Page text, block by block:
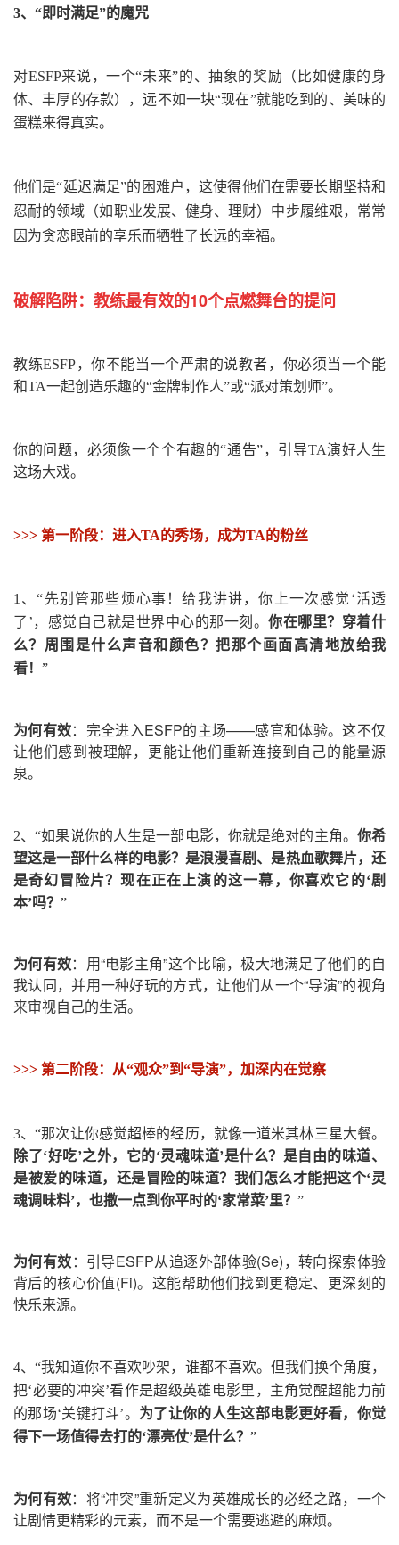
3、“即时满足”的魔咒
对ESFP来说，一个“未来”的、抽象的奖励 （比如健康的身
体、丰厚的存款）
，远不如一块“现在”就能吃到的、美味的
蛋糕来得真实。
他们是“延迟满足”的困难户，这使得他们在需要长期坚持和
忍耐的领域 （如职业发展、健身、理财） 中步履维艰，常常
因为贪恋眼前的享乐而牺牲了长远的幸福。
破解陷阱： 教练最有效的10个点燃舞台的提问
教练ESFP，你不能当一个严肃的说教者，你必须当一个能
和TA一起创造乐趣的“金牌制作人”或“派对策划师”。
你的问题，必须像一个个有趣的“通告”，引导TA演好人生
这场大戏。
>>> 第一阶段：进入TA的秀场，成为TA的粉丝
1、“先别管那些烦心事！给我讲讲，你上一次感觉‘活透
了’，感觉自己就是世界中心的那一刻。你在哪里？穿着什
么？周围是什么声音和颜色？把那个画面高清地放给我
看！ ”
为何有效：完全进入ESFP的主场——感官和体验。这不仅
让他们感到被理解，更能让他们重新连接到自己的能量源
泉。
2、“如果说你的人生是一部电影，你就是绝对的主角。 你希
望这是一部什么样的电影？是浪漫喜剧、是热血歌舞片，还
是奇幻冒险片？现在正在上演的这一幕，你喜欢它的‘剧
本’吗？ ”
为何有效：用“电影主角”这个比喻，极大地满足了他们的自
我认同，并用一种好玩的方式，让他们从一个“导演”的视角
来审视自己的生活。
>>> 第二阶段：从“观众”到“导演”，加深内在觉察
3、“那次让你感觉超棒的经历，就像一道米其林三星大餐。
除了‘好吃’之外，它的‘灵魂味道’是什么？是自由的味道、
是被爱的味道，还是冒险的味道？我们怎么才能把这个‘灵
魂调味料’，也撒一点到你平时的‘家常菜’里？ ”
为何有效：引导ESFP从追逐外部体验(Se)，转向探索体验
背后的核心价值(Fi)。这能帮助他们找到更稳定、更深刻的
快乐来源。
4、“我知道你不喜欢吵架，谁都不喜欢。但我们换个角度，
把‘必要的冲突’看作是超级英雄电影里，主角觉醒超能力前
的那场‘关键打斗’。 为了让你的人生这部电影更好看，你觉
得下一场值得去打的‘漂亮仗’是什么？ ”
为何有效：将“冲突”重新定义为英雄成长的必经之路，一个
让剧情更精彩的元素，而不是一个需要逃避的麻烦。